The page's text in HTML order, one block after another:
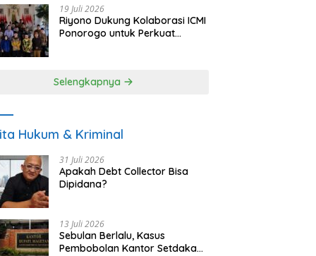
19 Juli 2026
Riyono Dukung Kolaborasi ICMI
Ponorogo untuk Perkuat
Selengkapnya
Hukum & Kriminal
31 Juli 2026
Apakah Debt Collector Bisa
Dipidana?
13 Juli 2026
Sebulan Berlalu, Kasus
Pembobolan Kantor Setdakab